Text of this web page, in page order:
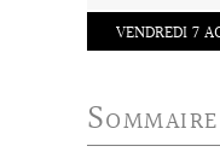
VENDREDI 7
Sommaire